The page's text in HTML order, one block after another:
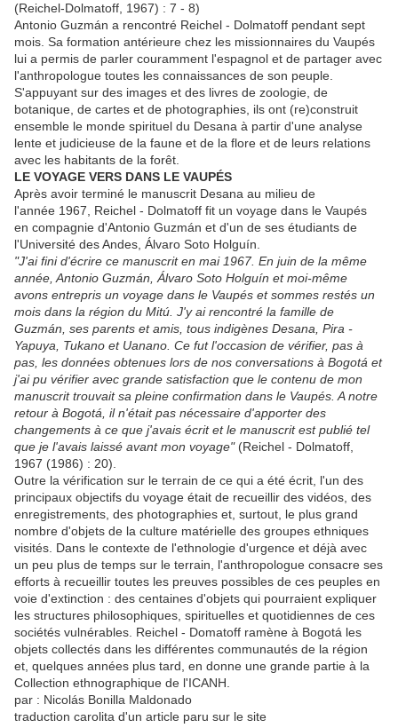
(Reichel-Dolmatoff, 1967) : 7 - 8)
Antonio Guzmán a rencontré Reichel - Dolmatoff pendant sept
mois. Sa formation antérieure chez les missionnaires du Vaupés
lui a permis de parler couramment l'espagnol et de partager avec
l'anthropologue toutes les connaissances de son peuple.
S'appuyant sur des images et des livres de zoologie, de
botanique, de cartes et de photographies, ils ont (re)construit
ensemble le monde spirituel du Desana à partir d'une analyse
lente et judicieuse de la faune et de la flore et de leurs relations
avec les habitants de la forêt.
LE VOYAGE VERS DANS LE VAUPÉS
Après avoir terminé le manuscrit Desana au milieu de
l'année 1967, Reichel - Dolmatoff fit un voyage dans le Vaupés
en compagnie d'Antonio Guzmán et d'un de ses étudiants de
l'Université des Andes, Álvaro Soto Holguín.
"J'ai fini d'écrire ce manuscrit en mai 1967. En juin de la même
année, Antonio Guzmán, Álvaro Soto Holguín et moi-même
avons entrepris un voyage dans le Vaupés et sommes restés un
mois dans la région du Mitú. J'y ai rencontré la famille de
Guzmán, ses parents et amis, tous indigènes Desana, Pira -
Yapuya, Tukano et Uanano. Ce fut l'occasion de vérifier, pas à
pas, les données obtenues lors de nos conversations à Bogotá et
j'ai pu vérifier avec grande satisfaction que le contenu de mon
manuscrit trouvait sa pleine confirmation dans le Vaupés. A notre
retour à Bogotá, il n'était pas nécessaire d'apporter des
changements à ce que j'avais écrit et le manuscrit est publié tel
que je l'avais laissé avant mon voyage"(Reichel - Dolmatoff,
1967 (1986) : 20).
Outre la vérification sur le terrain de ce qui a été écrit, l'un des
principaux objectifs du voyage était de recueillir des vidéos, des
enregistrements, des photographies et, surtout, le plus grand
nombre d'objets de la culture matérielle des groupes ethniques
visités. Dans le contexte de l'ethnologie d'urgence et déjà avec
un peu plus de temps sur le terrain, l'anthropologue consacre ses
efforts à recueillir toutes les preuves possibles de ces peuples en
voie d'extinction : des centaines d'objets qui pourraient expliquer
les structures philosophiques, spirituelles et quotidiennes de ces
sociétés vulnérables. Reichel - Domatoff ramène à Bogotá les
objets collectés dans les différentes communautés de la région
et, quelques années plus tard, en donne une grande partie à la
Collection ethnographique de l'ICANH.
par : Nicolás Bonilla Maldonado
traduction carolita d'un article paru sur le site